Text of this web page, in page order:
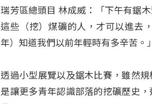
瑞芳區總頭目 林成威：「下午有鋸
這些（挖）煤礦的人，才可以進去
年）知道我們以前年輕時有多辛苦。」
透過小型展覽以及鋸木比賽，雖然
是讓更多青年認識部落的挖礦歷史